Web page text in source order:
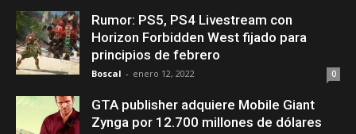
Rumor: PS5, PS4 Livestream con
Horizon Forbidden West fijado para
principios de febrero
Boscal - enero 12, 2022 0
GTA publisher adquiere Mobile Giant
Zynga por 12.700 millones de dólares